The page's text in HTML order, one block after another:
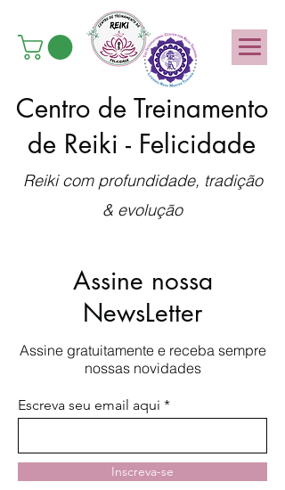
Centro de Treinamento
de Reiki - Felicidade
Reiki com profundidade, tradição
& evolução
Assine nossa
NewsLetter
Assine gratuitamente e receba sempre
nossas novidades
Escreva seu email aqui
Inscreva-se